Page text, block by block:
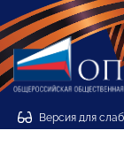
Версия для